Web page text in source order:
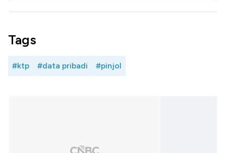
Tags
#ktp #data pribadi #pinjol